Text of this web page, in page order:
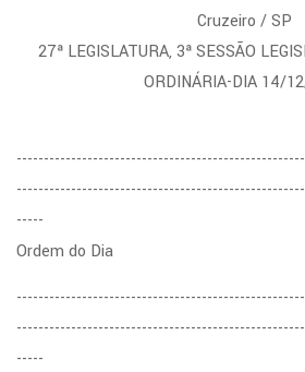
Cruzeiro / SP
27ª LEGISLATURA, 3ª SESSÃO
ORDINÁRIA-DIA 14/
-----
Ordem do Dia
-----